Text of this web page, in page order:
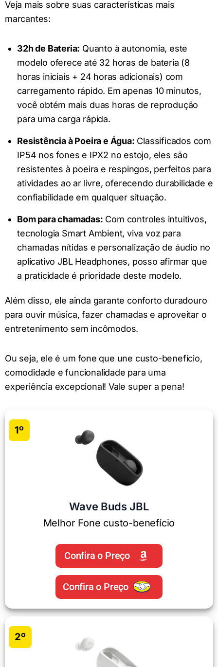
Veja mais sobre suas características mais
marcantes:
32h de Bateria: Quanto à autonomia, este
modelo oferece até 32 horas de bateria (8
horas iniciais + 24 horas adicionais) com
carregamento rápido. Em apenas 10 minutos,
você obtém mais duas horas de reprodução
para uma carga rápida.
Resistência à Poeira e Água: Classificados com
IP54 nos fones e IPX2 no estojo, eles são
resistentes à poeira e respingos, perfeitos para
atividades ao ar livre, oferecendo durabilidade e
confiabilidade em qualquer situação.
Bom para chamadas: Com controles intuitivos,
tecnologia Smart Ambient, viva voz para
chamadas nítidas e personalização de áudio no
aplicativo JBL Headphones, posso afirmar que
a praticidade é prioridade deste modelo.
Além disso, ele ainda garante conforto duradouro
para ouvir música, fazer chamadas e aproveitar o
entretenimento sem incômodos.
Ou seja, ele é um fone que une custo-benefício,
comodidade e funcionalidade para uma
experiência excepcional! Vale super a pena!
1º
Wave Buds JBL
Melhor Fone custo-benefício
Confira o Preço
Confira o Preço
2º